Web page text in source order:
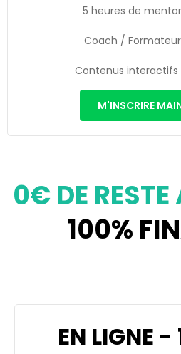
5 heures de
Coach /
Contenus
M'INSCRIRE
0€ DE RESTE
100%
EN LIGNE -